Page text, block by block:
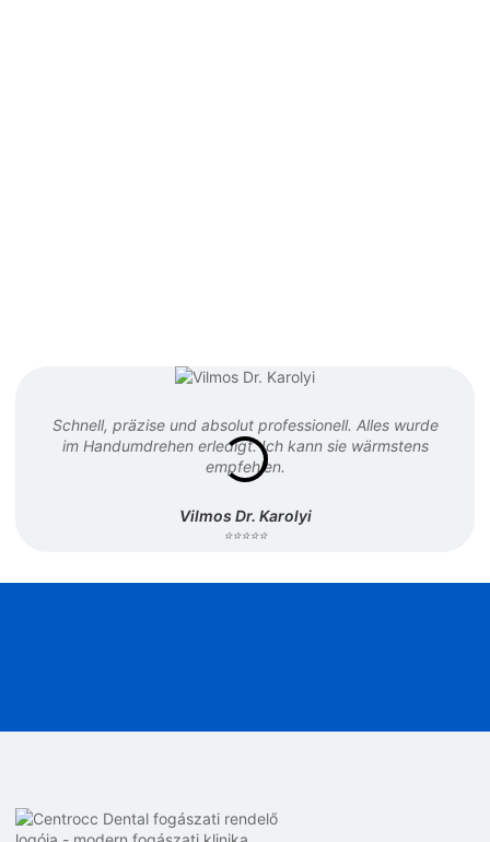
Schnell, präzise und absolut professionell. Alles wurde
im Handumdrehen erledigt. Ich kann sie wärmstens
empfehlen.
Vilmos Dr. Karolyi
⭐⭐⭐⭐⭐